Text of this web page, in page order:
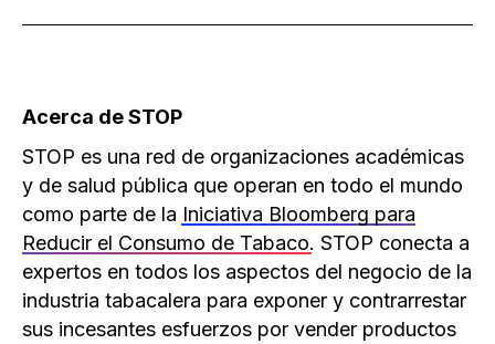
Acerca de STOP
STOP es una red de organizaciones académicas
y de salud pública que operan en todo el mundo
como parte de la Iniciativa Bloomberg para
Reducir el Consumo de Tabaco. STOP conecta a
expertos en todos los aspectos del negocio de la
industria tabacalera para exponer y contrarrestar
sus incesantes esfuerzos por vender productos